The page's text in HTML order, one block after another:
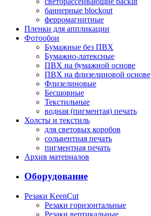
баннерные blockout
ферромагнитные
Пленки для аппликации
Фотообои
Бумажные без ПВХ
Бумажно-латексные
ПВХ на бумажной основе
ПВХ на флизелиновой основе
Флизелиновые
Бесшовные
Текстильные
водная (пигментая) печать
Холсты и текстиль
для световых коробов
сольвентная печать
пигментная печать
Архив материалов
Оборудование
Резаки KeenCut
Резаки горизонтальные
Резаки вертикальные